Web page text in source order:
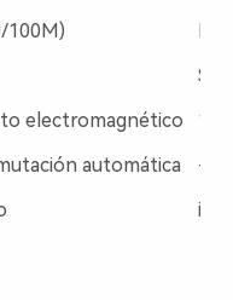
100M)
electromagnético
automática
--